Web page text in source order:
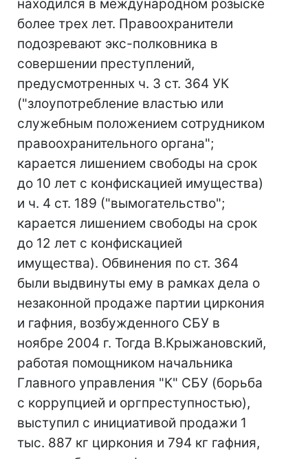
находился в международном розыске
более трех лет. Правоохранители
подозревают экс-полковника в
совершении преступлений,
предусмотренных ч. 3 ст. 364 УК
("злоупотребление властью или
служебным положением сотрудником
правоохранительного органа";
карается лишением свободы на срок
до 10 лет с конфискацией имущества)
и ч. 4 ст. 189 ("вымогательство";
карается лишением свободы на срок
до 12 лет с конфискацией
имущества). Обвинения по ст. 364
были выдвинуты ему в рамках дела о
незаконной продаже партии циркония
и гафния, возбужденного СБУ в
ноябре 2004 г. Тогда В.Крыжановский,
работая помощником начальника
Главного управления "К" СБУ (борьба
с коррупцией и оргпреступностью),
выступил с инициативой продажи 1
тыс. 887 кг циркония и 794 кг гафния,